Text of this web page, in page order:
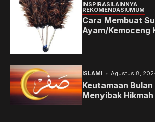
INSPIRASILAINNYA
REKOMENDASIUMUM
Cara Membuat
Ayam/Kemoceng
ISLAMI Agustus 8,
Keutamaan
Menyibak
di Bulan Kedua